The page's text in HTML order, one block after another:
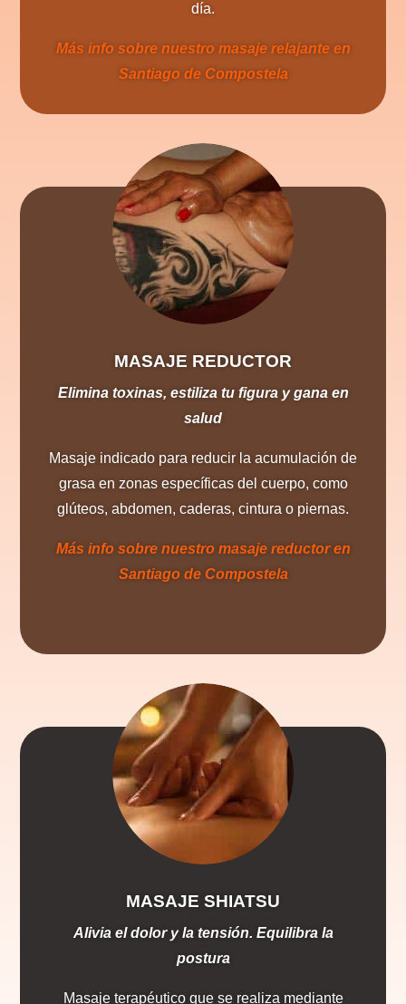
día.
Más info sobre nuestro masaje relajante en
Santiago de Compostela
MASAJE REDUCTOR
Elimina toxinas, estiliza tu figura y gana en
salud
Masaje indicado para reducir la acumulación de
grasa en zonas específicas del cuerpo, como
glúteos, abdomen, caderas, cintura o piernas.
Más info sobre nuestro masaje reductor en
Santiago de Compostela
MASAJE SHIATSU
Alivia el dolor y la tensión. Equilibra la
postura
Masaje terapéutico que se realiza mediante